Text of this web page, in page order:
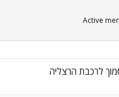
Active